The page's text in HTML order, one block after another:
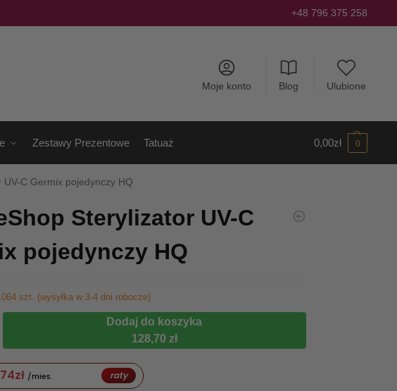
+48 796 375 258
Moje konto Blog Ulubione
Zestawy Prezentowe Tatuaż 0,00zł 0
C Germix pojedynczy HQ
Sterylizator UV-C
pojedynczy HQ
szt. (wysyłka w 3-4 dni robocze)
Dodaj do koszyka
128,70 zł
zł /mies. raty